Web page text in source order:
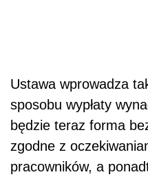
Ustawa wprowadza
sposobu wypłaty
będzie teraz forma
zgodne z
pracowników, a